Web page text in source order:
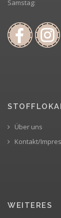
Samstag:
Über uns
Kontakt/
WEITERES